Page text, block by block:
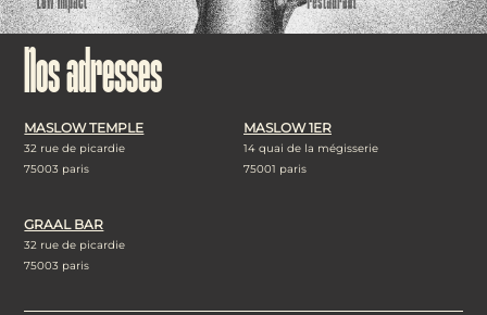
Nos adresses
MASLOW TEMPLE
32 rue de picardie
75003 paris
MASLOW 1ER
14 quai de la mégisserie
75001 paris
GRAAL BAR
32 rue de picardie
75003 paris